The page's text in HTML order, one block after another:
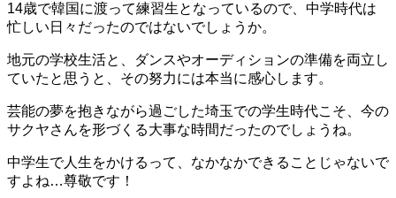
14歳で韓国に渡って練習生となっているので、中学時代は
忙しい日々だったのではないでしょうか。
地元の学校生活と、ダンスやオーディションの準備を両立し
ていたと思うと、その努力には本当に感心します。
芸能の夢を抱きながら過ごした埼玉での学生時代こそ、今の
サクヤさんを形づくる大事な時間だったのでしょうね。
中学生で人生をかけるって、なかなかできることじゃないで
すよね…尊敬です！